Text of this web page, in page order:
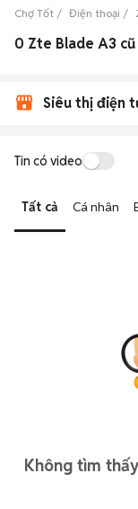
Chợ Tốt Điện thoại
0 Zte Blade A3
Siêu thị điện
Tin có video
Tất cả Cá nhân
Không tìm